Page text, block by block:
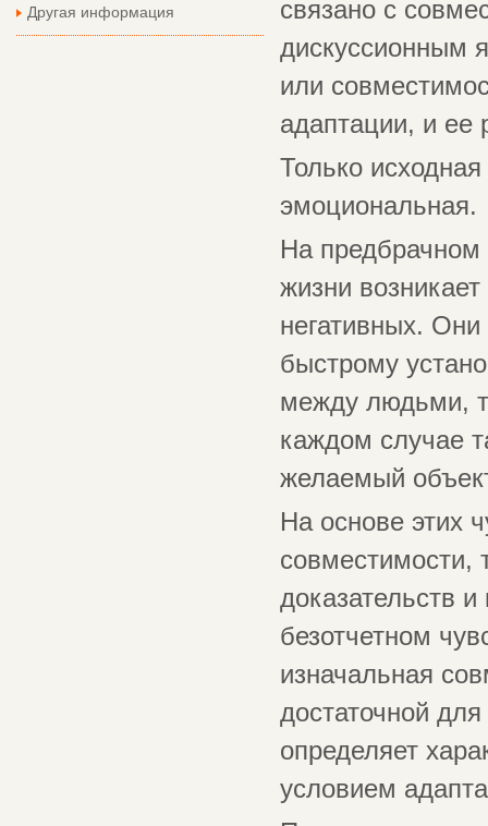
Другая информация
связано с
дискуссионным
или
адаптации, и ее
Только
эмоциональная.
На предбрачном
жизни
негативных.
быстрому
между людьми,
каждом случае
желаемый
На основе этих
совместимости,
доказательств
безотчетном
изначальная
достаточной
определяет
условием